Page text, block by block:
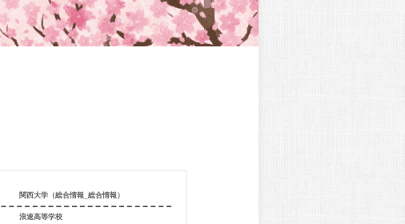
関西大学（総合情報_総合情報）
浪速高等学校